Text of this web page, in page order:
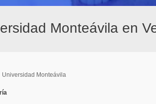
Monteávila en
Universidad Monteávila